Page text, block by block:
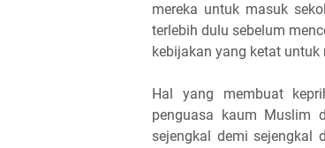
mereka untuk masuk
terlebih dulu sebelum
kebijakan yang ketat
Hal yang membuat
penguasa kaum Muslim
sejengkal demi sejengkal